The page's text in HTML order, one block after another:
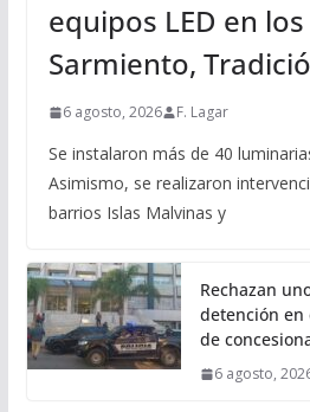
equipos LED en
Sarmiento,
6 agosto, 2026 F. Lagar
Se instalaron más de 40
Asimismo, se realizaron
barrios Islas Malvinas y
Rechazan
detención en
de
6 agosto,